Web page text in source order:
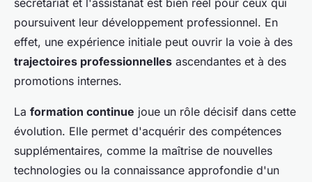
secrétariat et l'assistanat est bien réel pour ceux qui
poursuivent leur développement professionnel. En
effet, une expérience initiale peut ouvrir la voie à des
trajectoires professionnelles ascendantes et à des
promotions internes.
La formation continue joue un rôle décisif dans cette
évolution. Elle permet d'acquérir des compétences
supplémentaires, comme la maîtrise de nouvelles
technologies ou la connaissance approfondie d'un